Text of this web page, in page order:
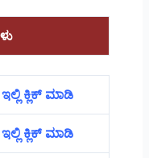
ಇಲ್ಲಿ ಕ್ಲಿಕ್ ಮಾಡಿ
ಇಲ್ಲಿ ಕ್ಲಿಕ್ ಮಾಡಿ